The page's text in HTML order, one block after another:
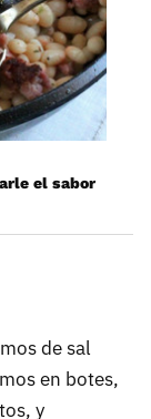
el sabor
de sal
en botes,
y